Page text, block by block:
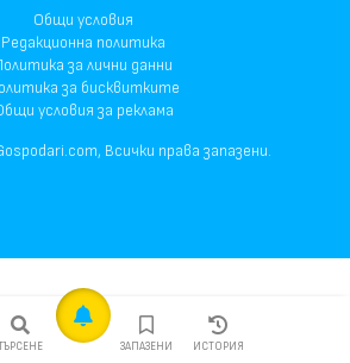
ЗАПАЗЕНИ ИСТОРИЯ
Общи условия
Редакционна политика
за лични данни
за бисквитките
условия за реклама
Всички права запазени.